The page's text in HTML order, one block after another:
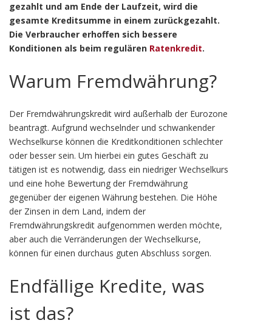
gezahlt und am Ende der Laufzeit, wird die
gesamte Kreditsumme in einem zurückgezahlt.
Die Verbraucher erhoffen sich bessere
Konditionen als beim regulären Ratenkredit.
Warum Fremdwährung?
Der Fremdwährungskredit wird außerhalb der Eurozone
beantragt. Aufgrund wechselnder und schwankender
Wechselkurse können die Kreditkonditionen schlechter
oder besser sein. Um hierbei ein gutes Geschäft zu
tätigen ist es notwendig, dass ein niedriger Wechselkurs
und eine hohe Bewertung der Fremdwährung
gegenüber der eigenen Währung bestehen. Die Höhe
der Zinsen in dem Land, indem der
Fremdwährungskredit aufgenommen werden möchte,
aber auch die Verränderungen der Wechselkurse,
können für einen durchaus guten Abschluss sorgen.
Endfällige Kredite, was
ist das?